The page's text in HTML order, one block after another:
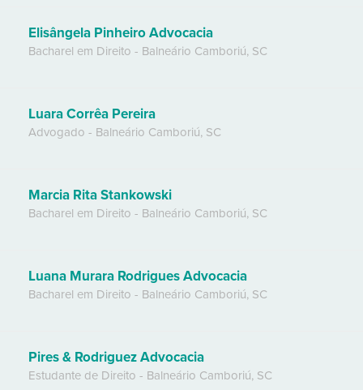
Elisângela Pinheiro Advocacia
Bacharel em Direito - Balneário Camboriú, SC
Luara Corrêa Pereira
Advogado - Balneário Camboriú, SC
Marcia Rita Stankowski
Bacharel em Direito - Balneário Camboriú, SC
Luana Murara Rodrigues Advocacia
Bacharel em Direito - Balneário Camboriú, SC
Pires & Rodriguez Advocacia
Estudante de Direito - Balneário Camboriú, SC